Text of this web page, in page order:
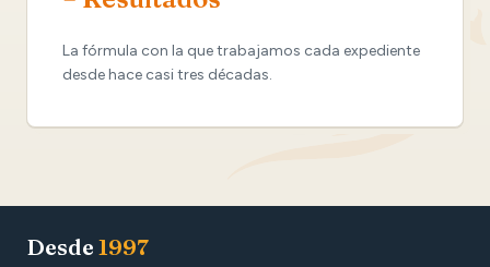
La fórmula con la que trabajamos cada expediente
desde hace casi tres décadas.
Desde 1997